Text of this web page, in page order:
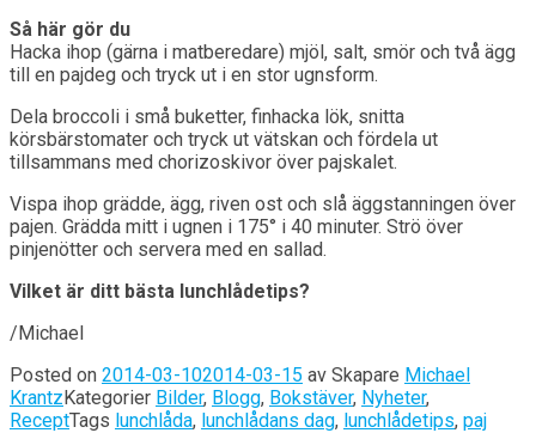
Så här gör du
Hacka ihop (gärna i matberedare) mjöl, salt, smör och två ägg
till en pajdeg och tryck ut i en stor ugnsform.
Dela broccoli i små buketter, finhacka lök, snitta
körsbärstomater och tryck ut vätskan och fördela ut
tillsammans med chorizoskivor över pajskalet.
Vispa ihop grädde, ägg, riven ost och slå äggstanningen över
pajen. Grädda mitt i ugnen i 175° i 40 minuter. Strö över
pinjenötter och servera med en sallad.
Vilket är ditt bästa lunchlådetips?
/Michael
Posted on 2014-03-102014-03-15 av Skapare Michael
KrantzKategorier Bilder, Blogg, Bokstäver, Nyheter,
ReceptTags lunchlåda, lunchlådans dag, lunchlådetips, paj